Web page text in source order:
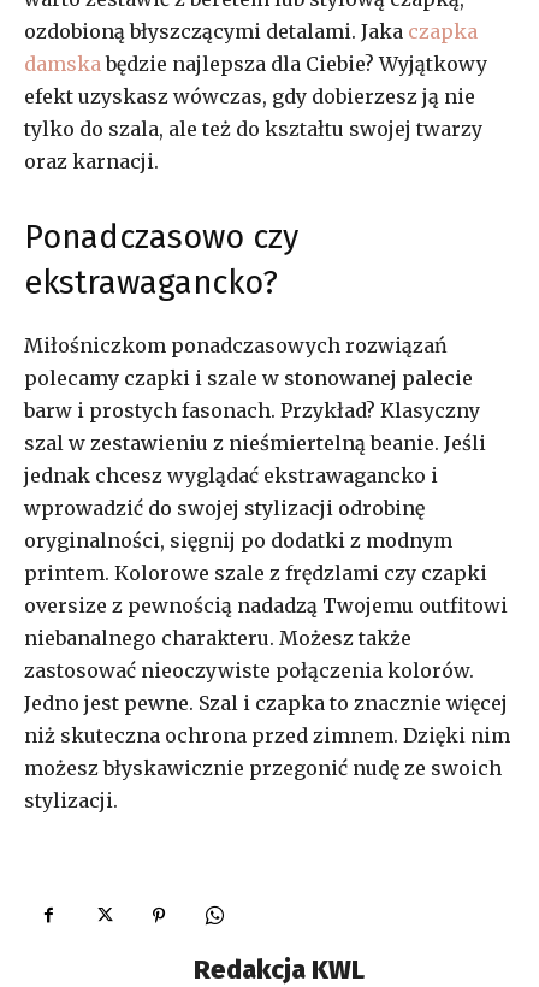
ozdobioną błyszczącymi detalami. Jaka czapka
damska będzie najlepsza dla Ciebie? Wyjątkowy
efekt uzyskasz wówczas, gdy dobierzesz ją nie
tylko do szala, ale też do kształtu swojej twarzy
oraz karnacji.
Ponadczasowo czy
ekstrawagancko?
Miłośniczkom ponadczasowych rozwiązań
polecamy czapki i szale w stonowanej palecie
barw i prostych fasonach. Przykład? Klasyczny
szal w zestawieniu z nieśmiertelną beanie. Jeśli
jednak chcesz wyglądać ekstrawagancko i
wprowadzić do swojej stylizacji odrobinę
oryginalności, sięgnij po dodatki z modnym
printem. Kolorowe szale z frędzlami czy czapki
oversize z pewnością nadadzą Twojemu outfitowi
niebanalnego charakteru. Możesz także
zastosować nieoczywiste połączenia kolorów.
Jedno jest pewne. Szal i czapka to znacznie więcej
niż skuteczna ochrona przed zimnem. Dzięki nim
możesz błyskawicznie przegonić nudę ze swoich
stylizacji.
Redakcja KWL